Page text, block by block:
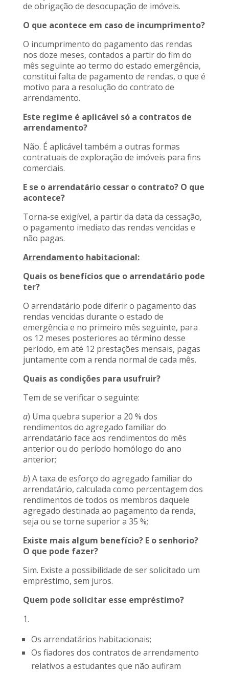
de obrigação de desocupação de imóveis.
O que acontece em caso de incumprimento?
O incumprimento do pagamento das rendas
nos doze meses, contados a partir do fim do
mês seguinte ao termo do estado emergência,
constitui falta de pagamento de rendas, o que é
motivo para a resolução do contrato de
arrendamento.
Este regime é aplicável só a contratos de
arrendamento?
Não. É aplicável também a outras formas
contratuais de exploração de imóveis para fins
comerciais.
E se o arrendatário cessar o contrato? O que
acontece?
Torna-se exigível, a partir da data da cessação,
o pagamento imediato das rendas vencidas e
não pagas.
Arrendamento habitacional:
Quais os benefícios que o arrendatário pode
ter?
O arrendatário pode diferir o pagamento das
rendas vencidas durante o estado de
emergência e no primeiro mês seguinte, para
os 12 meses posteriores ao término desse
período, em até 12 prestações mensais, pagas
juntamente com a renda normal de cada mês.
Quais as condições para usufruir?
Tem de se verificar o seguinte:
a) Uma quebra superior a 20 % dos
rendimentos do agregado familiar do
arrendatário face aos rendimentos do mês
anterior ou do período homólogo do ano
anterior;
b) A taxa de esforço do agregado familiar do
arrendatário, calculada como percentagem dos
rendimentos de todos os membros daquele
agregado destinada ao pagamento da renda,
seja ou se torne superior a 35 %;
Existe mais algum benefício? E o senhorio?
O que pode fazer?
Sim. Existe a possibilidade de ser solicitado um
empréstimo, sem juros.
Quem pode solicitar esse empréstimo?
1.
Os arrendatários habitacionais;
Os fiadores dos contratos de arrendamento
relativos a estudantes que não aufiram